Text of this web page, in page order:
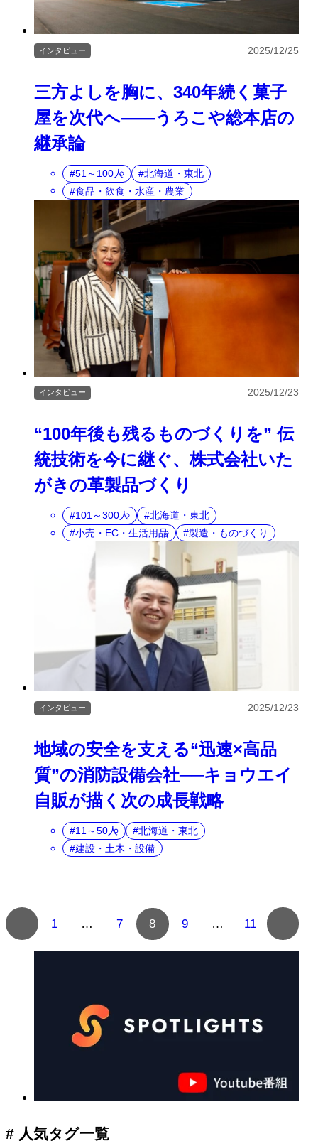
三方よしを胸に、340年続く菓子
屋を次代へ――うろこや総本店の
継承論
インタビュー 2025/12/25
51～100人
北海道・東北
食品・飲食・水産・農業
“100年後も残るものづくりを” 伝
統技術を今に継ぐ、株式会社いた
がきの革製品づくり
インタビュー 2025/12/23
101～300人
北海道・東北
小売・EC・生活用品
製造・ものづくり
地域の安全を支える“迅速×高品
質”の消防設備会社──キョウエイ
自販が描く次の成長戦略
インタビュー 2025/12/23
11～50人
北海道・東北
建設・土木・設備
複
数
ン
1 … 7 8 9 … 11
# 人気タグ一覧